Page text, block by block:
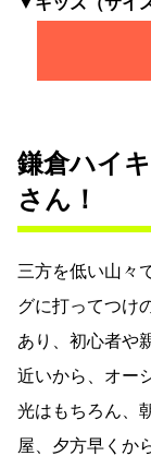
鎌倉ハイ
さん！
三方を低い山々
グに打ってつけ
あり、初心者や
近いから、オー
光はもちろん、
屋、夕方早くか